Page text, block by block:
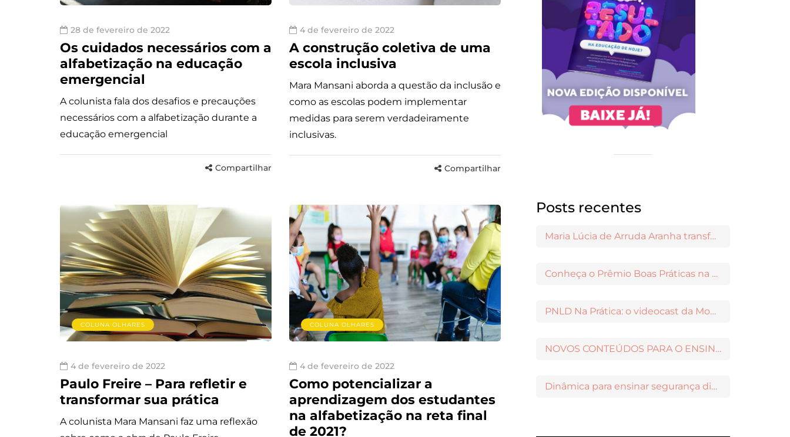
28 de fevereiro de 2022
Os cuidados necessários com a
alfabetização na educação
emergencial
A colunista fala dos desafios e precauções
necessários com a alfabetização durante a
educação emergencial
Compartilhar
4 de fevereiro de 2022
A construção coletiva de uma
escola inclusiva
Mara Mansani aborda a questão da inclusão e
como as escolas podem implementar
medidas para serem verdadeiramente
inclusivas.
Compartilhar
COLUNA OLHARES
4 de fevereiro de 2022
Paulo Freire – Para refletir e
transformar sua prática
A colunista Mara Mansani faz uma reflexão
COLUNA OLHARES
4 de fevereiro de 2022
Como potencializar a
aprendizagem dos estudantes
na alfabetização na reta final
de 2021?
Posts recentes
Maria Lúcia de Arruda Aranha transformou o ensino de Filosofia no Brasil
Conheça o Prêmio Boas Práticas na Escola
PNLD Na Prática: o videocast da Moderna para apoiar a escolha das obras aprovadas
NOVOS CONTEÚDOS PARA O ENSINO MÉDIO DISPONÍVEIS NO MODERNAMIGOS
Dinâmica para ensinar segurança digital nos Anos Iniciais